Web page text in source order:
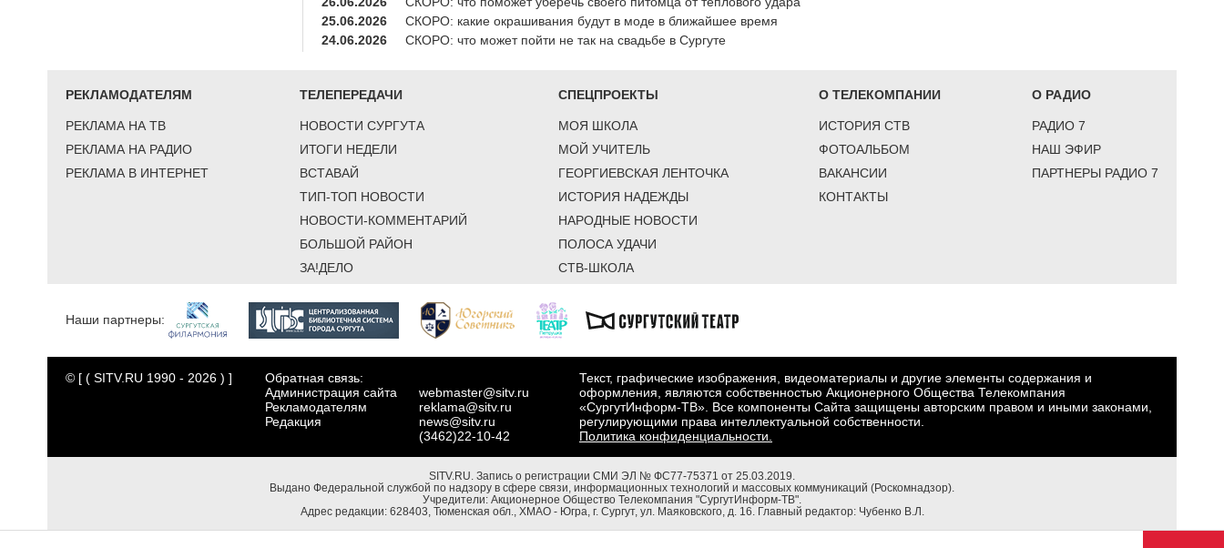
25.06.2026
СКОРО: какие окрашивания будут в моде в ближайшее время
24.06.2026
СКОРО: что может пойти не так на свадьбе в Сургуте
РЕКЛАМОДАТЕЛЯМ
РЕКЛАМА НА ТВ
РЕКЛАМА НА РАДИО
РЕКЛАМА В ИНТЕРНЕТ
ТЕЛЕПЕРЕДАЧИ
НОВОСТИ СУРГУТА
ИТОГИ НЕДЕЛИ
ВСТАВАЙ
ТИП-ТОП НОВОСТИ
НОВОСТИ-КОММЕНТАРИЙ
БОЛЬШОЙ РАЙОН
ЗА!ДЕЛО
СПЕЦПРОЕКТЫ
МОЯ ШКОЛА
МОЙ УЧИТЕЛЬ
ГЕОРГИЕВСКАЯ ЛЕНТОЧКА
ИСТОРИЯ НАДЕЖДЫ
НАРОДНЫЕ НОВОСТИ
ПОЛОСА УДАЧИ
СТВ-ШКОЛА
О ТЕЛЕКОМПАНИИ
ИСТОРИЯ СТВ
ФОТОАЛЬБОМ
ВАКАНСИИ
КОНТАКТЫ
О РАДИО
РАДИО 7
НАШ ЭФИР
ПАРТНЕРЫ РАДИО 7
Наши партнеры:
© [ ( SITV.RU 1990 - 2026 ) ]
Обратная связь:
Администрация сайта
Рекламодателям
Редакция
webmaster@sitv.ru
reklama@sitv.ru
news@sitv.ru
(3462)22-10-42
Текст, графические изображения, видеоматериалы и другие элементы содержания и
оформления, являются собственностью Акционерного Общества Телекомпания
«СургутИнформ-ТВ». Все компоненты Сайта защищены авторским правом и иными законами,
регулирующими права интеллектуальной собственности.
Политика конфиденциальности.
SITV.RU. Запись о регистрации СМИ ЭЛ № ФС77-75371 от 25.03.2019.
Выдано Федеральной службой по надзору в сфере связи, информационных технологий и массовых коммуникаций (Роскомнадзор).
Учредители: Акционерное Общество Телекомпания "СургутИнформ-ТВ".
Адрес редакции: 628403, Тюменская обл., ХМАО - Югра, г. Сургут, ул. Маяковского, д. 16. Главный редактор: Чубенко В.Л.